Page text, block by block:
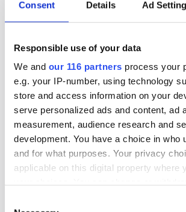
Consent Details Ad
Responsible use of your data
We and our 116 partners process your
e.g. your IP-number, using technology
store and access information on your
serve personalized ads and content, ad
measurement, audience research and
development. You have a choice in who
and for what purposes. Your privacy
applicable on this digital property where
Rolf Van Den Brink
Jobbar främst med nyheter, reportage och
redaktionella arbetet, men ägnar också
löpande driften av företaget. Har jobbat på
sedan 2009.